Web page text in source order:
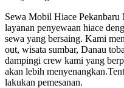
Sewa Mobil Hiace Pekanbaru
layanan penyewaan hiace
sewa yang bersaing. Kami
out, wisata sumbar, Danau
dampingi crew kami yang
akan lebih
lakukan pemesanan.